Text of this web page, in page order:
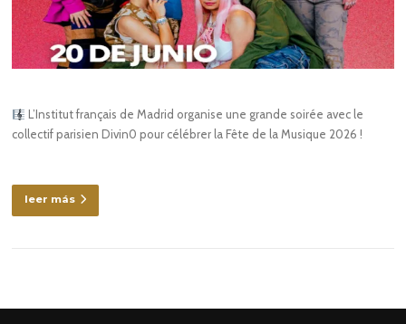
L’Institut français de Madrid organise une grande soirée avec le
collectif parisien Divin0 pour célébrer la Fête de la Musique 2026 !
leer más